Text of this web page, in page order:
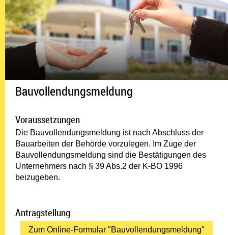
Bauvollendungsmeldung
Voraussetzungen
Die Bauvollendungsmeldung ist nach Abschluss der
Bauarbeiten der Behörde vorzulegen. Im Zuge der
Bauvollendungsmeldung sind die Bestätigungen des
Unternehmers nach § 39 Abs.2 der K-BO 1996
beizugeben.
Antragstellung
Zum Online-Formular "Bauvollendungsmeldung"